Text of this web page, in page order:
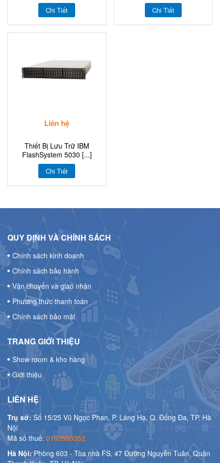
Chi Tiết Chi Tiết
Liên hệ
Thiết Bị Lưu Trữ IBM
FlashSystem 5030 [...]
Chi Tiết
QUY ĐỊNH VÀ CHÍNH SÁCH
Chính sách kinh doanh
Chính sách bảo hành
Vận chuyển và giao nhận
Phương thức thanh toán
Chính sách bảo mật
TRANG GIỚI THIỆU
Show room & kho hàng
Giới thiệu
LIÊN HỆ
Trụ sở: Số 15/25 Vũ Ngọc Phan, P. Láng Hạ, Q. Đống Đa, TP. Hà
Nội
Mã số thuế: 0102893352
Hà Nội:Phòng 603 - Tòa nhà FS, 47 Đường Nguyễn Tuân, Quận